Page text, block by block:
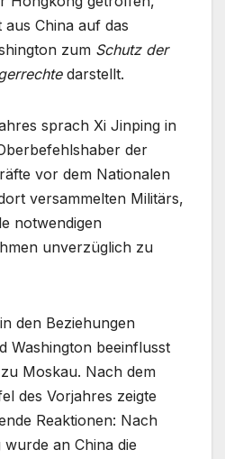
China auf das
zum Schutz der
darstellt.
sprach Xi Jinping in
der
vor dem Nationalen
versammelten Militärs,
notwendigen
unverzüglich zu
den Beziehungen
Washington beeinflusst
Moskau. Nach dem
des Vorjahres zeigte
Reaktionen: Nach
an China die